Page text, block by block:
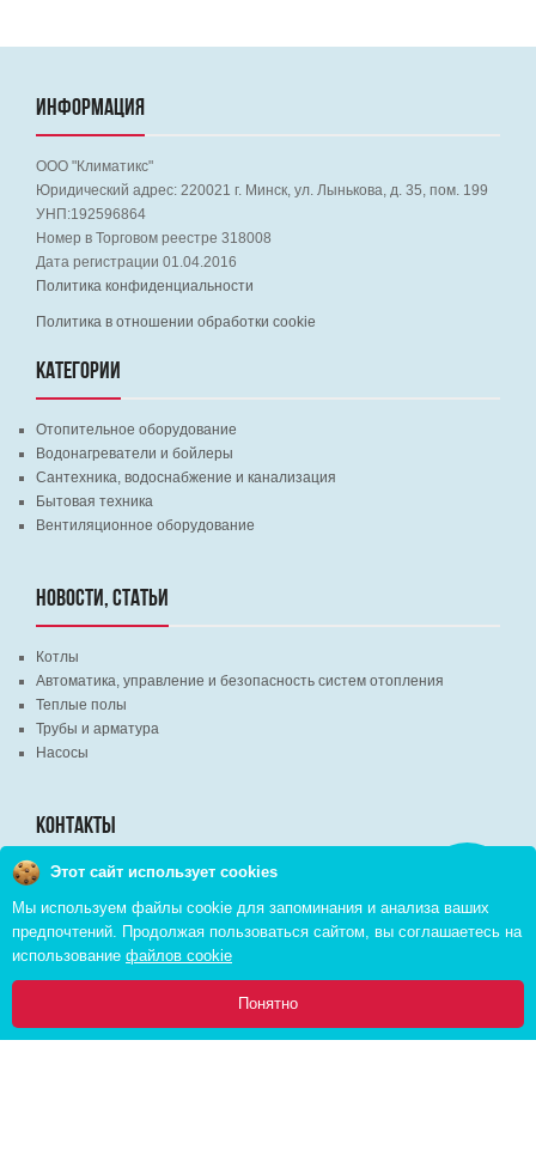
Главная Каталог Инфо Избранное Корзина:
ИНФОРМАЦИЯ
ООО "Климатикс"
Юридический адрес: 220021 г. Минск, ул. Лынькова, д. 35, пом. 199
УНП:192596864
Номер в Торговом реестре 318008
Дата регистрации 01.04.2016
Политика конфиденциальности
Политика в отношении обработки cookie
КАТЕГОРИИ
Отопительное оборудование
Водонагреватели и бойлеры
Сантехника, водоснабжение и канализация
Бытовая техника
Вентиляционное оборудование
НОВОСТИ, СТАТЬИ
Котлы
Автоматика, управление и безопасность систем отопления
Теплые полы
Трубы и арматура
Насосы
КОНТАКТЫ
г. Минск, ВЦ "Экспобел", строительный рынок, павильон № 8c
г. Минск, ул. М. Лынькова, д. 35, пом. 199
+375 (29) 110-46-46 (А1)
+375 (29) 373-90-16 (A1)
Этот сайт использует cookies
Мы используем файлы cookie для запоминания и анализа ваших
предпочтений. Продолжая пользоваться сайтом, вы соглашаетесь на
использование файлов cookie
Понятно